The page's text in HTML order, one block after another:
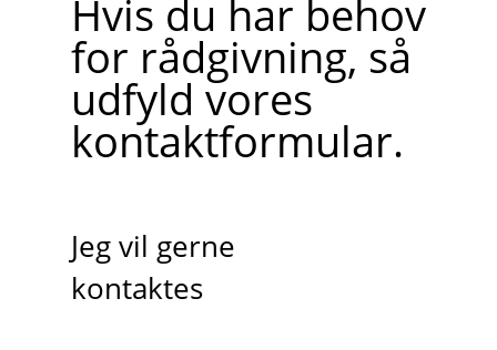
Hvis du har behov
for rådgivning, så
udfyld vores
kontaktformular.
Jeg vil gerne
kontaktes